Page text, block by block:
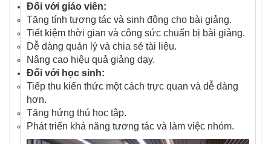
Đối với giáo viên:
Tăng tính tương tác và sinh động cho bài giảng.
Tiết kiệm thời gian và công sức chuẩn bị bài giảng.
Dễ dàng quản lý và chia sẻ tài liệu.
Nâng cao hiệu quả giảng dạy.
Đối với học sinh:
Tiếp thu kiến thức một cách trực quan và dễ dàng
hơn.
Tăng hứng thú học tập.
Phát triển khả năng tương tác và làm việc nhóm.